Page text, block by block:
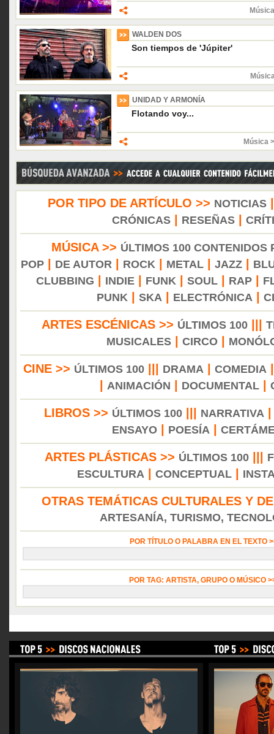
WALDEN DOS
Son tiempos de 'Júpiter'
UNIDAD Y ARMONÍA
Flotando voy...
Música
POR TIPO DE ARTÍCULO >> NOTICIAS
CRÓNICAS| RESEÑAS|
MÚSICA >> ÚLTIMOS 100 CONTENIDOS
POP| DE AUTOR ROCK METAL| JAZZ|
CLUBBING
INDIE| FUNK SOUL| RAP|
PUNK
SKA ELECTRÓNICA
ARTES ESCÉNICAS >> ÚLTIMOS 100
MUSICALES
CIRCO
CINE >> ÚLTIMOS 100||| DRAMA COMEDIA
ANIMACIÓN DOCUMENTAL|
LIBROS >> ÚLTIMOS 100 NARRATIVA
ENSAYO| POESÍA
ARTES PLÁSTICAS >> ÚLTIMOS 100|||
ESCULTURA
CONCEPTUAL
OTRAS TEMÁTICAS CULTURALES Y
ARTESANÍA, TURISMO,
POR TÍTULO O PALABRA EN EL TEXTO
POR TAG: ARTISTA, GRUPO O MÚSICO